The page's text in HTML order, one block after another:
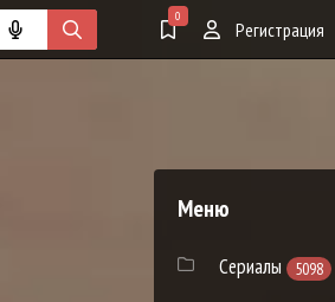
0
Регистрация
Меню
Сериалы 5098